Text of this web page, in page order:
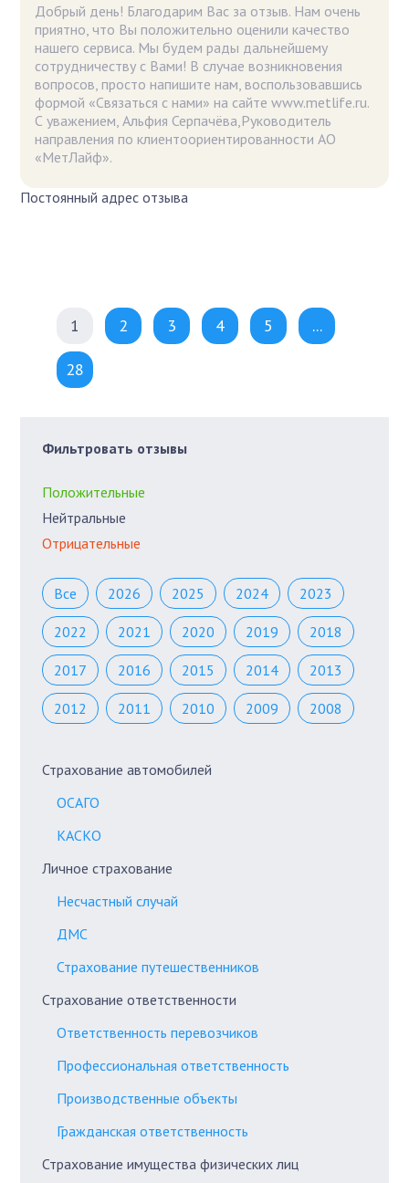
Добрый день! Благодарим Вас за отзыв. Нам очень
приятно, что Вы положительно оценили качество
нашего сервиса. Мы будем рады дальнейшему
сотрудничеству с Вами! В случае возникновения
вопросов, просто напишите нам, воспользовавшись
формой «Связаться с нами» на сайте www.metlife.ru.
С уважением, Альфия Серпачёва,Руководитель
направления по клиентоориентированности АО
«МетЛайф».
Постоянный адрес отзыва
1 2 3 4 5 ...
28
Фильтровать отзывы
Положительные
Нейтральные
Отрицательные
Все 2026 2025 2024 2023
2022 2021 2020 2019 2018
2017 2016 2015 2014 2013
2012 2011 2010 2009 2008
Страхование автомобилей
ОСАГО
КАСКО
Личное страхование
Несчастный случай
ДМС
Страхование путешественников
Страхование ответственности
Ответственность перевозчиков
Профессиональная ответственность
Производственные объекты
Гражданская ответственность
Страхование имущества физических лиц